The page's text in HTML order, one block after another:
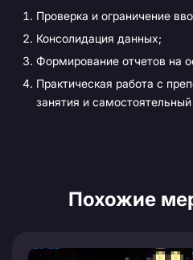
Проверка и ограничение
Консолидация данных;
Формирование отчетов на
Практическая работа с
занятия и
Похожие